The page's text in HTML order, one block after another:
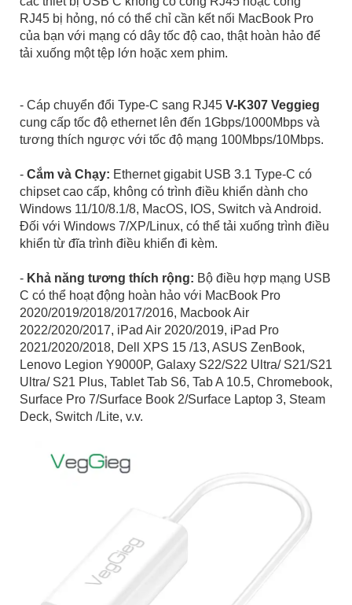
RJ45 bị hỏng, nó có thể chỉ cần kết nối MacBook Pro
của bạn với mạng có dây tốc độ cao, thật hoàn hảo để
tải xuống một tệp lớn hoặc xem phim.
- Cáp chuyển đổi Type-C sang RJ45 V-K307 Veggieg
cung cấp tốc độ ethernet lên đến 1Gbps/1000Mbps và
tương thích ngược với tốc độ mạng 100Mbps/10Mbps.
- Cắm và Chạy: Ethernet gigabit USB 3.1 Type-C có
chipset cao cấp, không có trình điều khiển dành cho
Windows 11/10/8.1/8, MacOS, IOS, Switch và Android.
Đối với Windows 7/XP/Linux, có thể tải xuống trình điều
khiển từ đĩa trình điều khiển đi kèm.
- Khả năng tương thích rộng: Bộ điều hợp mạng USB
C có thể hoạt động hoàn hảo với MacBook Pro
2020/2019/2018/2017/2016, Macbook Air
2022/2020/2017, iPad Air 2020/2019, iPad Pro
2021/2020/2018, Dell XPS 15 /13, ASUS ZenBook,
Lenovo Legion Y9000P, Galaxy S22/S22 Ultra/ S21/S21
Ultra/ S21 Plus, Tablet Tab S6, Tab A 10.5, Chromebook,
Surface Pro 7/Surface Book 2/Surface Laptop 3, Steam
Deck, Switch /Lite, v.v.